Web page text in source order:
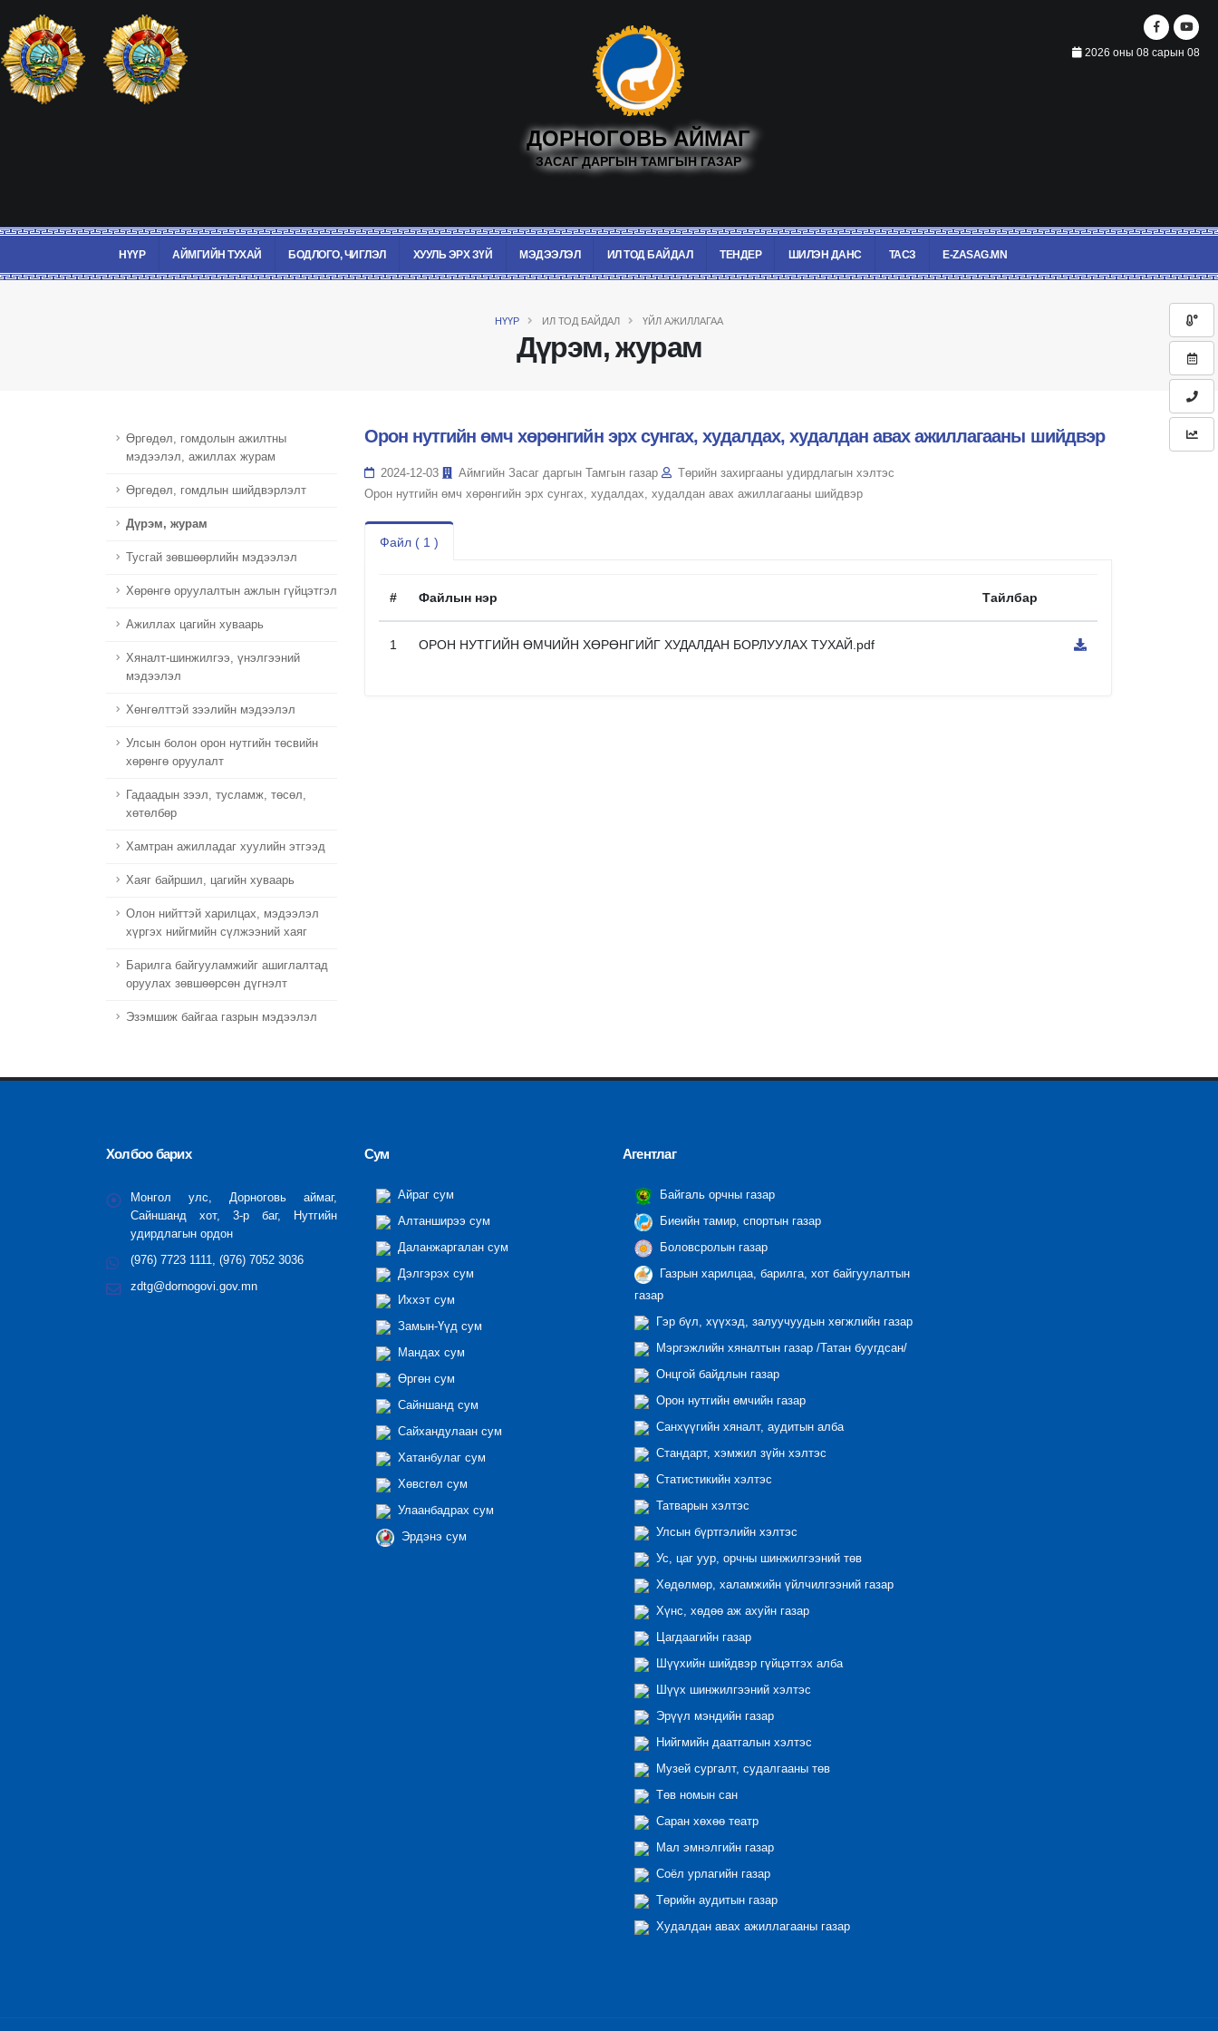
2026 оны 08 сарын 08
ДОРНОГОВЬ АЙМАГ
ЗАСАГ ДАРГЫН ТАМГЫН ГАЗАР
НҮҮР АЙМГИЙН ТУХАЙ БОДЛОГО, ЧИГЛЭЛ ХУУЛЬ ЭРХ ЗҮЙ МЭДЭЭЛЭЛ ИЛ ТОД БАЙДАЛ ТЕНДЕР ШИЛЭН ДАНС ТАСЗ E-ZASAG.MN
НҮҮР ИЛ ТОД БАЙДАЛ ҮЙЛ АЖИЛЛАГАА
Дүрэм, журам
Өргөдөл, гомдолын ажилтны
мэдээлэл, ажиллах журам
Өргөдөл, гомдлын шийдвэрлэлт
Дүрэм, журам
Тусгай зөвшөөрлийн мэдээлэл
Хөрөнгө оруулалтын ажлын гүйцэтгэл
Ажиллах цагийн хуваарь
Хяналт-шинжилгээ, үнэлгээний
мэдээлэл
Хөнгөлттэй зээлийн мэдээлэл
Улсын болон орон нутгийн төсвийн
хөрөнгө оруулалт
Гадаадын зээл, тусламж, төсөл,
хөтөлбөр
Хамтран ажилладаг хуулийн этгээд
Хаяг байршил, цагийн хуваарь
Олон нийттэй харилцах, мэдээлэл
хүргэх нийгмийн сүлжээний хаяг
Барилга байгууламжийг ашиглалтад
оруулах зөвшөөрсөн дүгнэлт
Эзэмшиж байгаа газрын мэдээлэл
Орон нутгийн өмч хөрөнгийн эрх сунгах, худалдах, худалдан авах ажиллагааны шийдвэр
2024-12-03 Аймгийн Засаг даргын Тамгын газар Төрийн захиргааны удирдлагын хэлтэс
Орон нутгийн өмч хөрөнгийн эрх сунгах, худалдах, худалдан авах ажиллагааны шийдвэр
Файл ( 1 )
# Файлын нэр Тайлбар
1 ОРОН НУТГИЙН ӨМЧИЙН ХӨРӨНГИЙГ ХУДАЛДАН БОРЛУУЛАХ ТУХАЙ.pdf
Холбоо барих
Монгол улс, Дорноговь аймаг,
Сайншанд хот, 3-р баг, Нутгийн
удирдлагын ордон
(976) 7723 1111, (976) 7052 3036
zdtg@dornogovi.gov.mn
Сум
Айраг сум
Алтанширээ сум
Даланжаргалан сум
Дэлгэрэх сум
Иххэт сум
Замын-Үүд сум
Мандах сум
Өргөн сум
Сайншанд сум
Сайхандулаан сум
Хатанбулаг сум
Хөвсгөл сум
Улаанбадрах сум
Эрдэнэ сум
Агентлаг
Байгаль орчны газар
Биеийн тамир, спортын газар
Боловсролын газар
Газрын харилцаа, барилга, хот байгуулалтын
газар
Гэр бүл, хүүхэд, залуучуудын хөгжлийн газар
Мэргэжлийн хяналтын газар /Татан буугдсан/
Онцгой байдлын газар
Орон нутгийн өмчийн газар
Санхүүгийн хяналт, аудитын алба
Стандарт, хэмжил зүйн хэлтэс
Статистикийн хэлтэс
Татварын хэлтэс
Улсын бүртгэлийн хэлтэс
Ус, цаг уур, орчны шинжилгээний төв
Хөдөлмөр, халамжийн үйлчилгээний газар
Хүнс, хөдөө аж ахуйн газар
Цагдаагийн газар
Шүүхийн шийдвэр гүйцэтгэх алба
Шүүх шинжилгээний хэлтэс
Эрүүл мэндийн газар
Нийгмийн даатгалын хэлтэс
Музей сургалт, судалгааны төв
Төв номын сан
Саран хөхөө театр
Мал эмнэлгийн газар
Соёл урлагийн газар
Төрийн аудитын газар
Худалдан авах ажиллагааны газар